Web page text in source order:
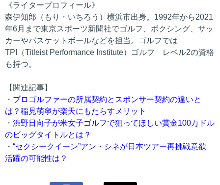
《ライタープロフィール》
森伊知郎（もり・いちろう）横浜市出身。1992年から2021
年6月まで東京スポーツ新聞社でゴルフ、ボクシング、サッ
カーやバスケットボールなどを担当。ゴルフでは
TPI（Titleist Performance Institute）ゴルフ レベル2の資格
も持つ。
【関連記事】
・ プロゴルファーの所属契約とスポンサー契約の違いと
は？稲見萌寧が楽天にもたらすメリット
・ 渋野日向子が米女子ゴルフで狙ってほしい賞金100万ドル
のビッグタイトルとは？
・ “セクシークイーン”アン・シネが日本ツアー再挑戦意欲
活躍の可能性は？